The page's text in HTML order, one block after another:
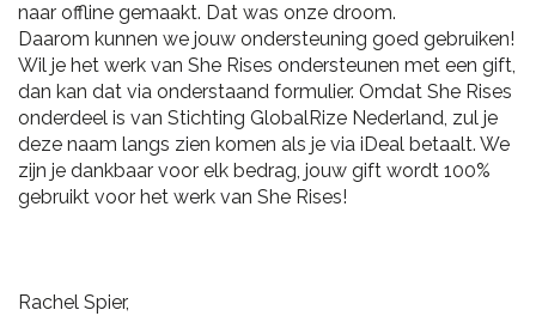
naar offline gemaakt. Dat was onze droom.
Daarom kunnen we jouw ondersteuning goed gebruiken!
Wil je het werk van She Rises ondersteunen met een gift,
dan kan dat via onderstaand formulier. Omdat She Rises
onderdeel is van Stichting GlobalRize Nederland, zul je
deze naam langs zien komen als je via iDeal betaalt. We
zijn je dankbaar voor elk bedrag, jouw gift wordt 100%
gebruikt voor het werk van She Rises!
Rachel Spier,